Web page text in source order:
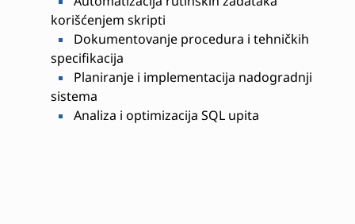
korišćenjem skripti
Dokumentovanje procedura i tehničkih
specifikacija
Planiranje i implementacija nadogradnji
sistema
Analiza i optimizacija SQL upita